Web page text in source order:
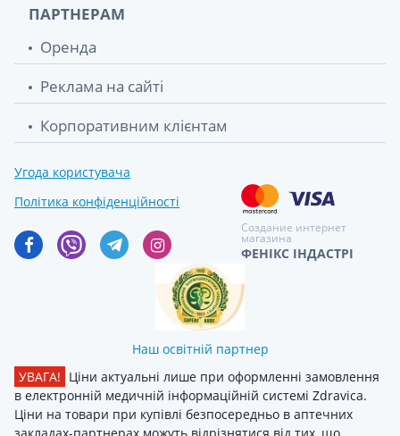
ПАРТНЕРАМ
Оренда
Реклама на сайті
Корпоративним клієнтам
Угода користувача
Політика конфіденційності
Создание интернет
магазина
ФЕНІКС ІНДАСТРІ
Наш освітній партнер
УВАГА! Ціни актуальні лише при оформленні замовлення
в електронній медичній інформаційній системі Zdravica.
Ціни на товари при купівлі безпосередньо в аптечних